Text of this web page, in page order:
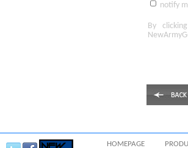
notify
By clicking
HOMEPAGE